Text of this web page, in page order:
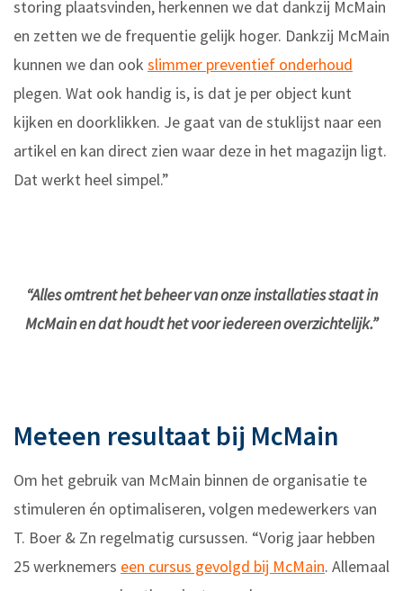
storing plaatsvinden, herkennen we dat dankzij McMain
en zetten we de frequentie gelijk hoger. Dankzij McMain
kunnen we dan ook slimmer preventief onderhoud
plegen. Wat ook handig is, is dat je per object kunt
kijken en doorklikken. Je gaat van de stuklijst naar een
artikel en kan direct zien waar deze in het magazijn ligt.
Dat werkt heel simpel.”
“Alles omtrent het beheer van onze installaties staat in
McMain en dat houdt het voor iedereen overzichtelijk.”
Meteen resultaat bij McMain
Om het gebruik van McMain binnen de organisatie te
stimuleren én optimaliseren, volgen medewerkers van
T. Boer & Zn regelmatig cursussen. “Vorig jaar hebben
25 werknemers een cursus gevolgd bij McMain. Allemaal